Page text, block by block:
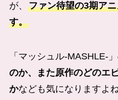
が、 ファン待望の3期ア
す。
「マッシュル-MASHLE-
のか、また原作のどのエ
かなども気になりますよね